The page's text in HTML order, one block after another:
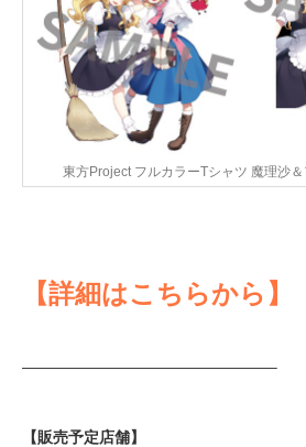
東方Project フルカラーTシャツ 魔理沙
【詳細はこちらから】
————————————————–
【販売予定店舗】